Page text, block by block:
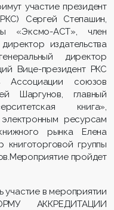
участие президент
Сергей Степашин,
«Эксмо-АСТ», член
издательства
директор
Вице-президент РКС
Ассоциации союзов
Шаргунов, главный
книга»,
ресурсам
рынка Елена
книготорговой группы
пройдет
участие в мероприятии
АККРЕДИТАЦИИ